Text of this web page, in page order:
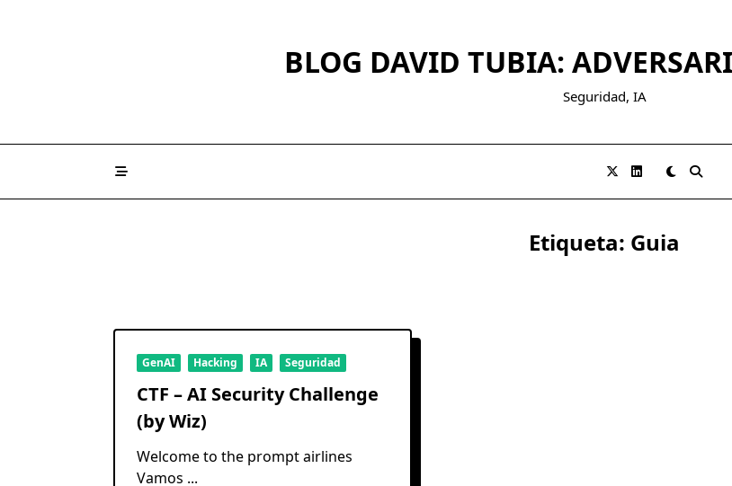
BLOG DAVID TUBIA:
Seguridad, IA
Etiqueta: Guia
GenAI Hacking IA Seguridad
CTF – AI Security Challenge
(by Wiz)
Welcome to the prompt airlines
Vamos ...